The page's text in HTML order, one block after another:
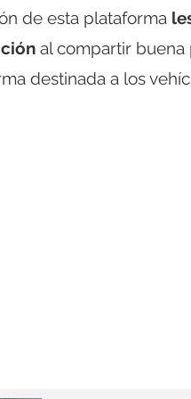
de esta plataforma
al compartir buena
destinada a los